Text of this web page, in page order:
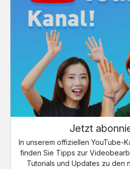
Jetzt
In unserem offiziellen YouTube-
finden Sie Tipps zur
Tutorials und Updates zu den